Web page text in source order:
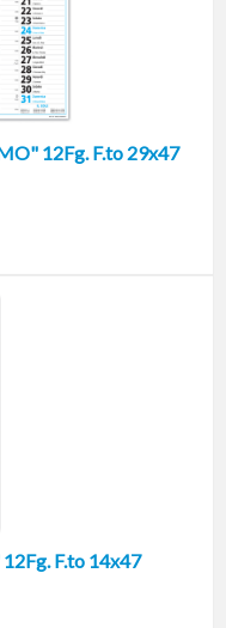
12Fg. F.to 29x47
F.to 14x47